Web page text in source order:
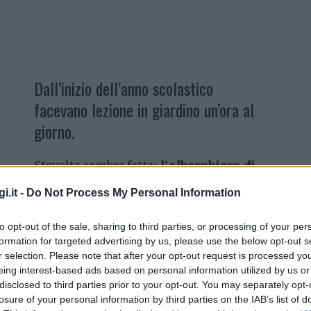
- Do Not Process My Personal Information
opt-out of the sale, sharing to third parties, or processing of your
for targeted advertising by us, please use the below opt-out
selection. Please note that after your opt-out request is processed
interest-based ads based on personal information utilized by us
to third parties prior to your opt-out. You may separately
of your personal information by third parties on the IAB’s list of
Dall’inizio dell’anno scolastico
facevano lezione in giardino un’ora al
giorno.
Stavolta sembra fatta:l’alberghiero di
sicurezza, studenti e insegnanti
dell’anno scolastico facevano
lezione in giardino, davanti alle
transenne, per un’ora al giorno, come
i lavori di sistemazione della
Pisciottu, con la dirigente scolastica Fabiola